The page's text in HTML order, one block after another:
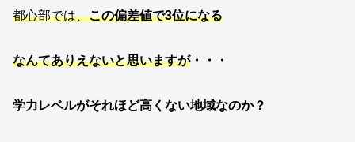
都心部では、この偏差値で3位になる
なんてありえないと思いますが・・・
学力レベルがそれほど高くない地域なのか？